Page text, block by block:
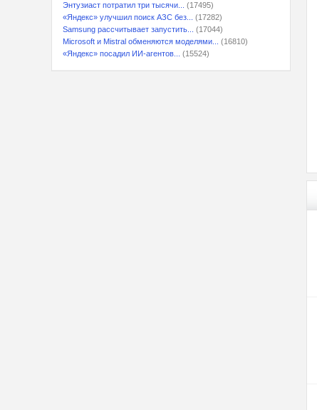
Энтузиаст потратил три тысячи...
(17495)
«Яндекс» улучшил поиск АЗС без...
(17282)
Samsung рассчитывает запустить...
(17044)
Microsoft и Mistral обменяются моделями...
(16810)
«Яндекс» посадил ИИ-агентов...
(15524)